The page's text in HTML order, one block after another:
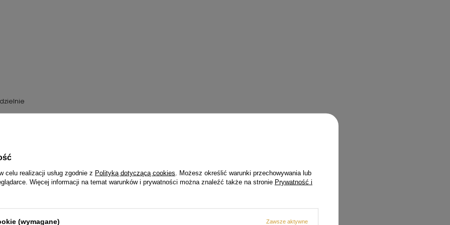
do -26 °C
z przezroczystymi frontami
na szkle bezpiecznym
celu realizacji usług zgodnie z Polityką dotyczącą cookies . Możesz określić warunki przechowywania lub
Więcej informacji na temat warunków i prywatności można znaleźć także na stronie Prywatność i
(wymagane) Zawsze aktywne